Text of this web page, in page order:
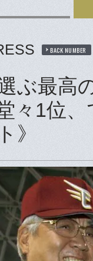
BACK NUMBER
ぶ最高
々1位
》